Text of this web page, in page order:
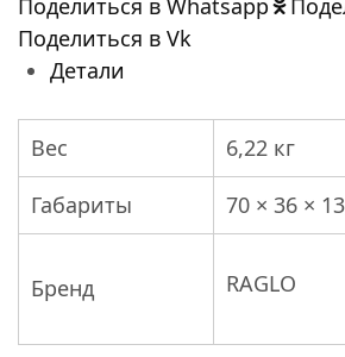
Поделиться в Whatsapp
Поделиться в Vk
Детали
Вес
6,22 кг
Габариты
70 × 36 ×
Бренд RAGLO